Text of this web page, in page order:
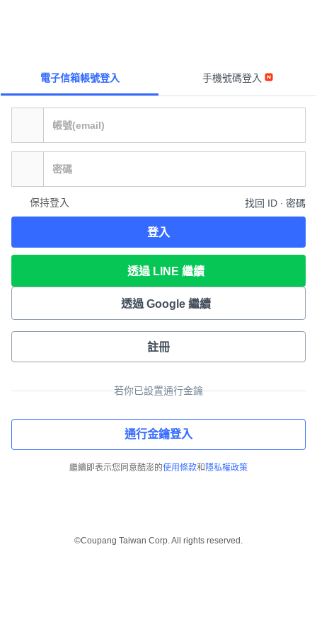
電子信箱帳號登入 手機號碼登入
保持登入 找回 ID ∙ 密碼
登入
透過 LINE 繼續
透過 Google 繼續
註冊
若你已設置通行金鑰
通行金鑰登入
繼續即表示您同意酷澎的使用條款和 隱私權政策
©Coupang Taiwan Corp. All rights reserved.